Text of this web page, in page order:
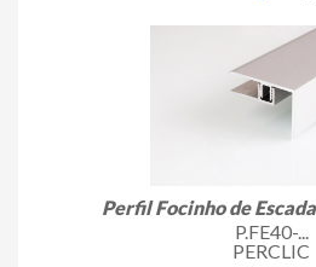
Perfil Focinho de
P.FE40-...
PERCLIC